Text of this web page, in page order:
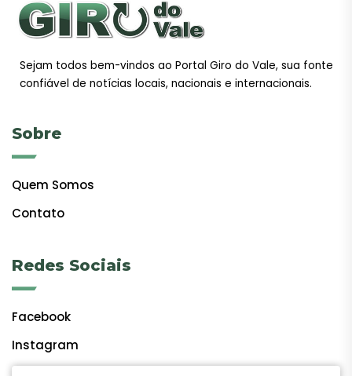
Sejam todos bem-vindos ao Portal Giro do Vale, sua fonte
confiável de notícias locais, nacionais e internacionais.
Sobre
Quem Somos
Contato
Redes Sociais
Facebook
Instagram